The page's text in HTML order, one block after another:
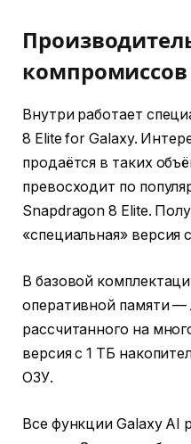
компромиссов
Внутри работает
8 Elite for Galaxy.
продаётся в таких
превосходит по
Snapdragon 8 Elite.
«специальная» версия
В базовой
оперативной памяти —
рассчитанного на
версия с 1 ТБ
ОЗУ.
Все функции Galaxy AI